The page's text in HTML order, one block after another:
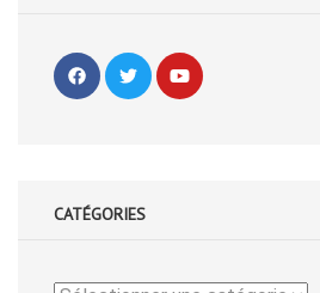
CATÉGORIES